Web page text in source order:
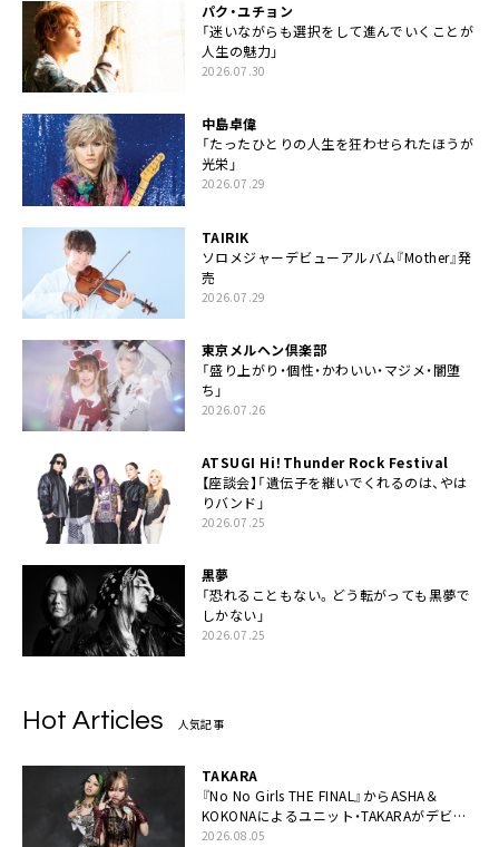
パク・ユチョン
「迷いながらも選択をして進んでいくことが
人生の魅力」
2026.07.30
中島卓偉
「たったひとりの人生を狂わせられたほうが
光栄」
2026.07.29
TAIRIK
ソロメジャーデビューアルバム『Mother』発
売
2026.07.29
東京メルヘン倶楽部
「盛り上がり・個性・かわいい・マジメ・闇堕
ち」
2026.07.26
ATSUGI Hi！Thunder Rock Festival
【座談会】「遺伝子を継いでくれるのは、やは
りバンド」
2026.07.25
黒夢
「恐れることもない。どう転がっても黒夢で
しかない」
2026.07.25
Hot Articles 人気記事
TAKARA
『No No Girls THE FINAL』からASHA＆
KOKONAによるユニット・TAKARAがデビュ
ー
2026.08.05